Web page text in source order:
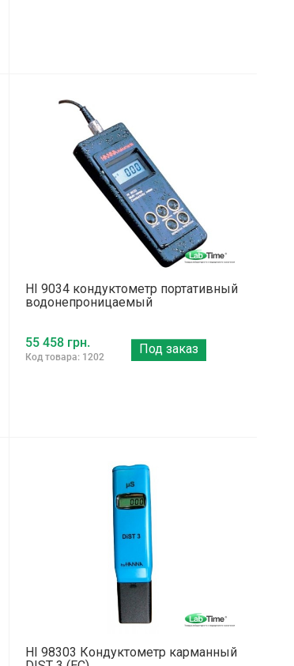
HI 9034 кондуктометр портативный
водонепроницаемый
55 458 грн.
Код товара: 1202
Под заказ
HI 98303 Кондуктометр карманный